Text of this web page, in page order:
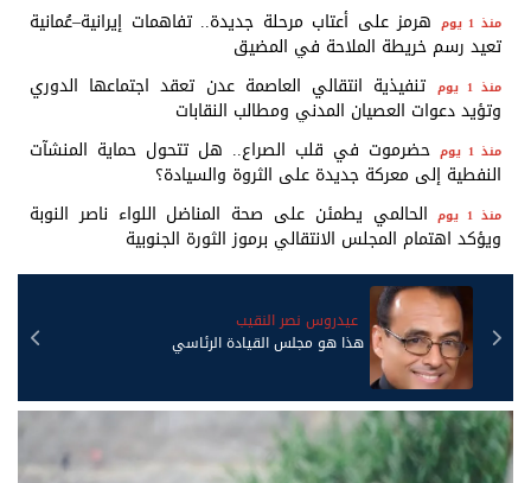
منذ 1 يوم هرمز على أعتاب مرحلة جديدة.. تفاهمات إيرانية–عُمانية
تعيد رسم خريطة الملاحة في المضيق
منذ 1 يوم تنفيذية انتقالي العاصمة عدن تعقد اجتماعها الدوري
وتؤيد دعوات العصيان المدني ومطالب النقابات
منذ 1 يوم حضرموت في قلب الصراع.. هل تتحول حماية المنشآت
النفطية إلى معركة جديدة على الثروة والسيادة؟
منذ 1 يوم الحالمي يطمئن على صحة المناضل اللواء ناصر النوبة
ويؤكد اهتمام المجلس الانتقالي برموز الثورة الجنوبية
صالح علي الدويل باراس
فاتورة التضليل ندفعها جميعاً